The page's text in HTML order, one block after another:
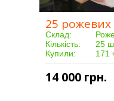
Склад:
Кількість:
25
Купили:
171
14 000 грн.